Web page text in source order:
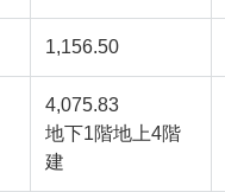
1,156.50
4,075.83
地下1階地上4階
建